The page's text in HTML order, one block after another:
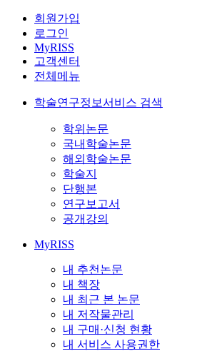
회원가입
로그인
MyRISS
고객센터
전체메뉴
학술연구정보서비스 검색
학위논문
국내학술논문
해외학술논문
학술지
단행본
연구보고서
공개강의
MyRISS
내 추천논문
내 책장
내 최근 본 논문
내 저작물관리
내 구매·신청 현황
내 서비스 사용권한